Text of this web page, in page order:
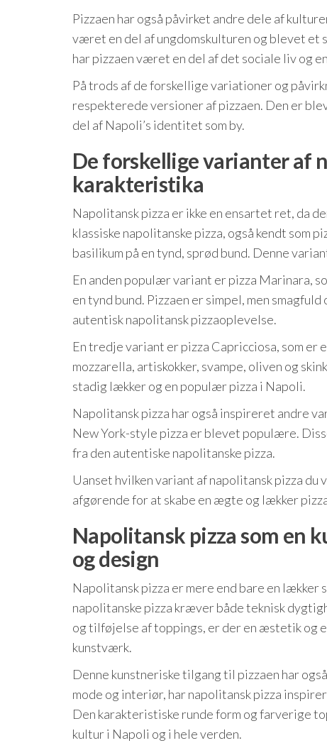
Pizzaen har også påvirket andre dele af
været en del af ungdomskulturen og blevet et
har pizzaen været en del af det sociale liv og
På trods af de forskellige variationer og
respekterede versioner af pizzaen. Den er
del af Napoli’s identitet som by.
De forskellige varianter af
karakteristika
Napolitansk pizza er ikke en ensartet ret, da
klassiske napolitanske pizza, også kendt som
basilikum på en tynd, sprød bund. Denne
En anden populær variant er pizza Marinara,
en tynd bund. Pizzaen er simpel, men
autentisk napolitansk pizzaoplevelse.
En tredje variant er pizza Capricciosa, som er
mozzarella, artiskokker, svampe, oliven og
stadig lækker og en populær pizza i Napoli.
Napolitansk pizza har også inspireret andre
New York-style pizza er blevet populære.
fra den autentiske napolitanske pizza.
Uanset hvilken variant af napolitansk pizza
afgørende for at skabe en ægte og lækker
Napolitansk pizza som en
og design
Napolitansk pizza er mere end bare en lækker
napolitanske pizza kræver både teknisk
og tilføjelse af toppings, er der en æstetik og
kunstværk.
Denne kunstneriske tilgang til pizzaen har
mode og interiør, har napolitansk pizza
Den karakteristiske runde form og farverige
kultur i Napoli og i hele verden.